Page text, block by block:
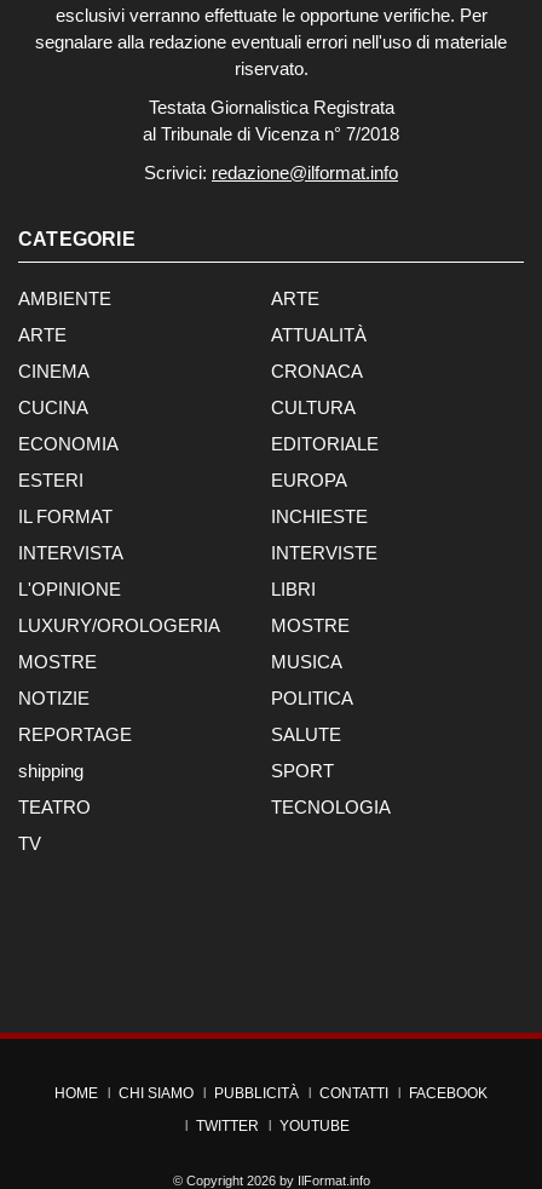
esclusivi verranno effettuate le opportune verifiche. Per
segnalare alla redazione eventuali errori nell'uso di materiale
riservato.
Testata Giornalistica Registrata
al Tribunale di Vicenza n° 7/2018
Scrivici: redazione@ilformat.info
CATEGORIE
AMBIENTE
ARTE
ARTE
ATTUALITÀ
CINEMA
CRONACA
CUCINA
CULTURA
ECONOMIA
EDITORIALE
ESTERI
EUROPA
IL FORMAT
INCHIESTE
INTERVISTA
INTERVISTE
L'OPINIONE
LIBRI
LUXURY/OROLOGERIA
MOSTRE
MOSTRE
MUSICA
NOTIZIE
POLITICA
REPORTAGE
SALUTE
shipping
SPORT
TEATRO
TECNOLOGIA
TV
HOME CHI SIAMO PUBBLICITÀ CONTATTI
FACEBOOK
TWITTER
YOUTUBE
© Copyright 2026 by IlFormat.info